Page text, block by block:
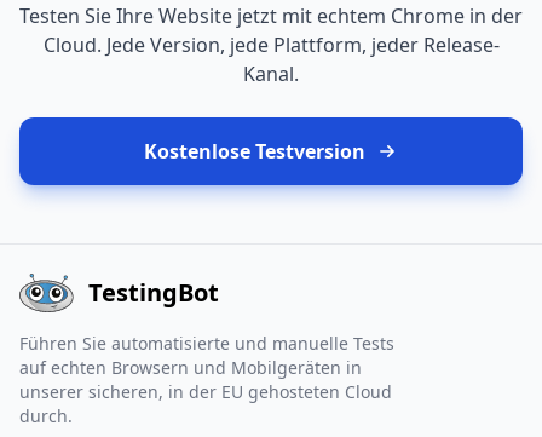
Testen Sie Ihre Website jetzt mit echtem Chrome in der
Cloud. Jede Version, jede Plattform, jeder Release-
Kanal.
Kostenlose Testversion
TestingBot
Führen Sie automatisierte und manuelle Tests
auf echten Browsern und Mobilgeräten in
unserer sicheren, in der EU gehosteten Cloud
durch.